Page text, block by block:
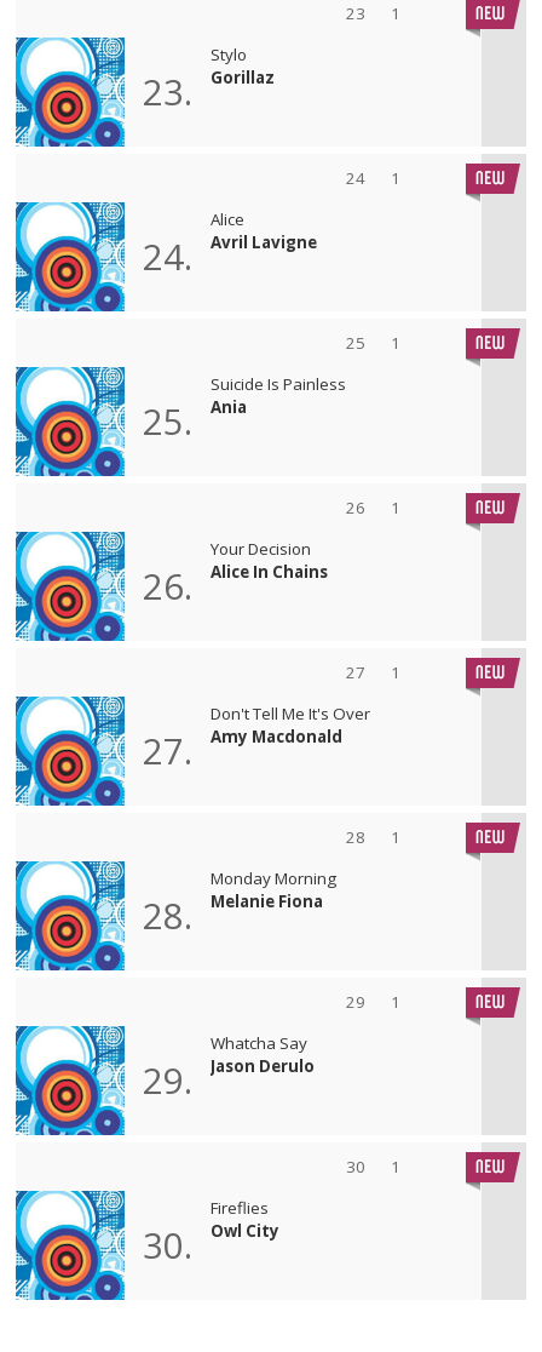
23 1
23.
Stylo
Gorillaz
24 1
24.
Alice
Avril Lavigne
25 1
25.
Suicide Is Painless
Ania
26 1
26.
Your Decision
Alice In Chains
27 1
27.
Don't Tell Me It's Over
Amy Macdonald
28 1
28.
Monday Morning
Melanie Fiona
29 1
29.
Whatcha Say
Jason Derulo
30 1
30.
Fireflies
Owl City